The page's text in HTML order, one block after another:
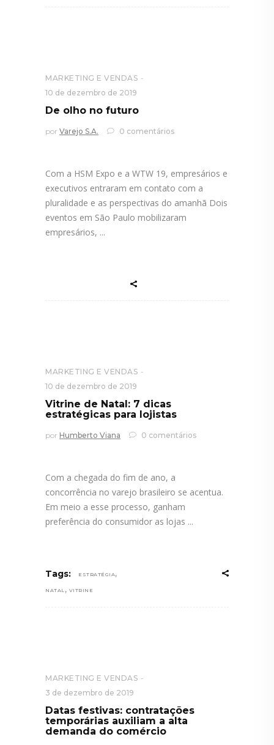
MARKETING E VENDAS
10 de dezembro de 2019
De olho no futuro
por Varejo S.A. 0 comentários
Com a HSM Expo e a WTW 19, empresários e
executivos entraram em contato com a
pluralidade e as perspectivas do amanhã Dois
eventos em São Paulo mobilizaram
empresários,
MARKETING E VENDAS
10 de dezembro de 2019
Vitrine de Natal: 7 dicas
estratégicas para lojistas
por Humberto Viana 0 comentários
Com a chegada do fim de ano, a
concorrência no varejo brasileiro se acentua.
Em meio a esse processo, ganham
preferência do consumidor as lojas
Tags: ESTRATÉGIA,
NATAL , VITRINE
MARKETING E VENDAS
3 de dezembro de 2019
Datas festivas: contratações
temporárias auxiliam a alta
demanda do comércio